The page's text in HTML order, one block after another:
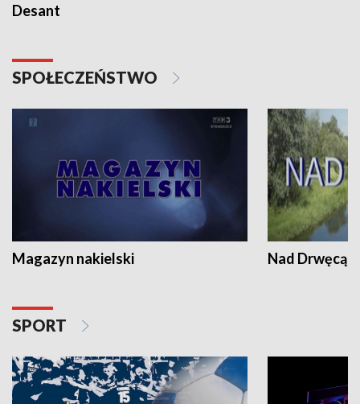
Desant
SPOŁECZEŃSTWO
Magazyn nakielski Nad Drwęcą
SPORT